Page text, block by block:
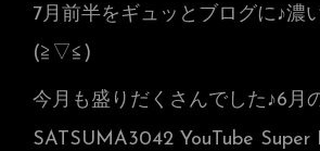
7月前半をギュッとブログに♪濃
(≧▽≦)
今月も盛りだくさんでした♪6月
SATSUMA3042 YouTube Super